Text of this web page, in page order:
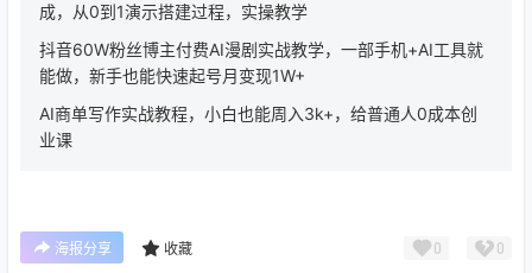
成，从0到1演示搭建过程，实操教学
抖音60W粉丝博主付费AI漫剧实战教学，一部手机+AI工具就
能做，新手也能快速起号月变现1W+
AI商单写作实战教程，小白也能周入3k+，给普通人0成本创
业课
海报分享 收藏 0 0